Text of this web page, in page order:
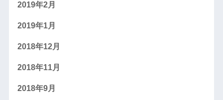
2019年2月
2019年1月
2018年12月
2018年11月
2018年9月